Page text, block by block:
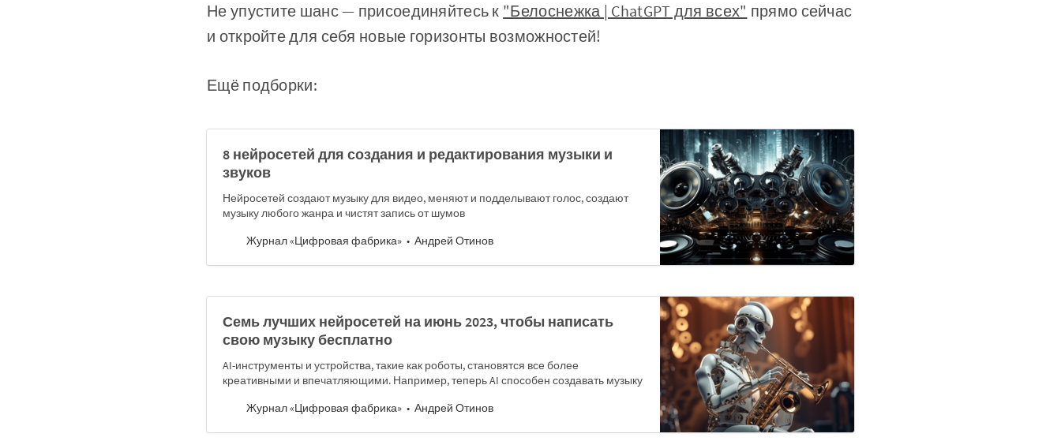
Не упустите шанс — присоединяйтесь к "Белоснежка | ChatGPT для всех" прямо сейчас
и откройте для себя новые горизонты возможностей!
Ещё подборки:
8 нейросетей для создания и редактирования музыки и
звуков
Нейросетей создают музыку для видео, меняют и подделывают голос, создают
музыку любого жанра и чистят запись от шумов
Журнал «Цифровая фабрика»
Андрей Отинов
Семь лучших нейросетей на июнь 2023, чтобы написать
свою музыку бесплатно
AI-инструменты и устройства, такие как роботы, становятся все более
креативными и впечатляющими. Например, теперь AI способен создавать музыку
Журнал «Цифровая фабрика»
Андрей Отинов